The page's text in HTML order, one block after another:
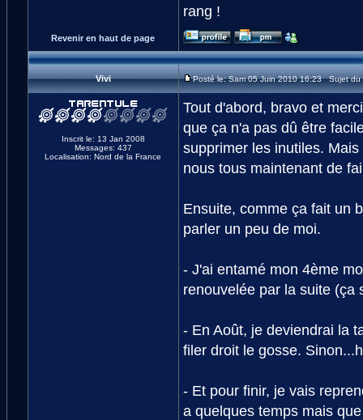
rang !
Revenir en haut de page
Vivi Posté le: Sam 05 Juin 2010 16:23 Sujet du
Inscrit le: 13 Jan 2008
Messages: 437
Localisation: Nord de la France
Tout d'abord, bravo et
que ça n'a pas dû être
supprimer les inutiles.
nous tous maintenant de
Ensuite, comme ça fait un
parler un peu de moi.
- J'ai entamé mon 4ème
renouvelée par la suite (ça
- En Août, je deviendrai la
filer droit le gosse.
- Et pour finir, je vais
a quelques temps mais